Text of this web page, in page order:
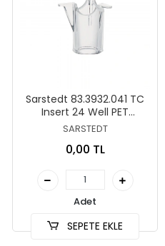
Sarstedt 83.3932.041 TC
Insert 24 Well PET
Membran 0,4 µm
SARSTEDT
0,00 TL
Adet
SEPETE EKLE